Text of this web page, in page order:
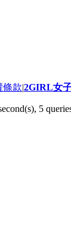
條款|2GIRL女
5